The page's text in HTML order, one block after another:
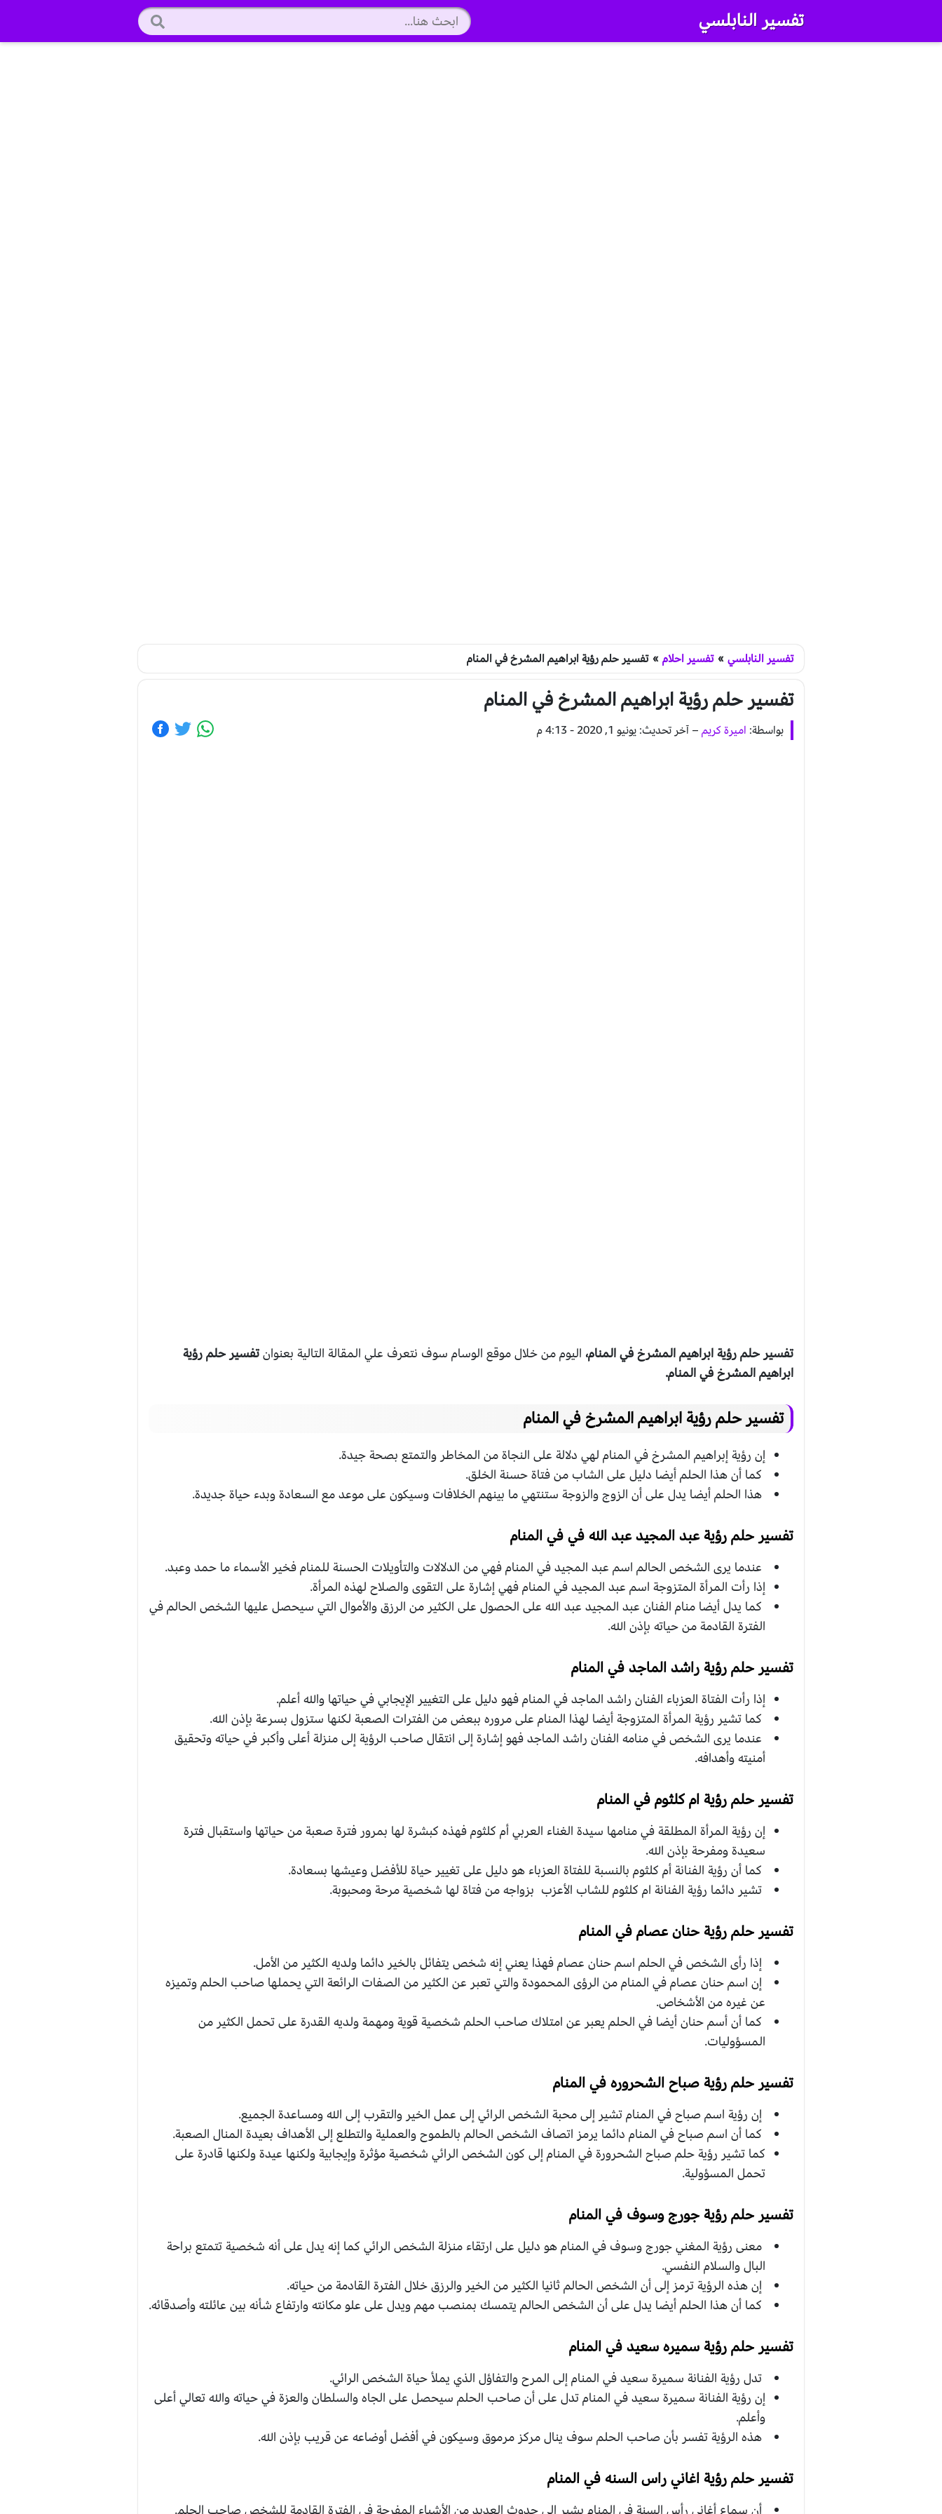
تفسير النابلسي
تفسير النابلسي » تفسير احلام » تفسير حلم رؤية ابراهيم المشرخ في المنام
تفسير حلم رؤية ابراهيم المشرخ في المنام
بواسطة: اميرة كريم – آخر تحديث: يونيو 1, 2020 - 4:13 م
تفسير حلم رؤية ابراهيم المشرخ في المنام، اليوم من خلال موقع الوسام سوف نتعرف علي المقالة التالية بعنوانتفسير حلم رؤية
ابراهيم المشرخ في المنام.
تفسير حلم رؤية ابراهيم المشرخ في المنام
إن رؤية إبراهيم المشرخ في المنام لهي دلالة على النجاة من المخاطر والتمتع بصحة جيدة.
كما أن هذا الحلم أيضا دليل على الشاب من فتاة حسنة الخلق.
هذا الحلم أيضا يدل على أن الزوج والزوجة ستنتهي ما بينهم الخلافات وسيكون على موعد مع السعادة وبدء حياة جديدة.
تفسير حلم رؤية عبد المجيد عبد الله في في المنام
عندما يرى الشخص الحالم اسم عبد المجيد في المنام فهي من الدلالات والتأويلات الحسنة للمنام فخير الأسماء ما حمد وعبد.
إذا رأت المرأة المتزوجة اسم عبد المجيد في المنام فهي إشارة على التقوى والصلاح لهذه المرأة.
كما يدل أيضا منام الفنان عبد المجيد عبد الله على الحصول على الكثير من الرزق والأموال التي سيحصل عليها الشخص الحالم في
الفترة القادمة من حياته بإذن الله.
تفسير حلم رؤية راشد الماجد في المنام
إذا رأت الفتاة العزباء الفنان راشد الماجد في المنام فهو دليل على التغيير الإيجابي في حياتها والله أعلم.
كما تشير رؤية المرأة المتزوجة أيضا لهذا المنام على مروره ببعض من الفترات الصعبة لكنها ستزول بسرعة بإذن الله.
عندما يرى الشخص في منامه الفنان راشد الماجد فهو إشارة إلى انتقال صاحب الرؤية إلى منزلة أعلى وأكبر في حياته وتحقيق
أمنيته وأهدافه.
تفسير حلم رؤية ام كلثوم في المنام
إن رؤية المرأة المطلقة في منامها سيدة الغناء العربي أم كلثوم فهذه كبشرة لها بمرور فترة صعبة من حياتها واستقبال فترة
سعيدة ومفرحة بإذن الله.
كما أن رؤية الفنانة أم كلثوم بالنسبة للفتاة العزباء هو دليل على تغيير حياة للأفضل وعيشها بسعادة.
تشير دائما رؤية الفنانة ام كلثوم للشاب الأعزب بزواجه من فتاة لها شخصية مرحة ومحبوبة.
تفسير حلم رؤية حنان عصام في المنام
إذا رأى الشخص في الحلم اسم حنان عصام فهذا يعني إنه شخص يتفائل بالخير دائما ولديه الكثير من الأمل.
إن اسم حنان عصام في المنام من الرؤى المحمودة والتي تعبر عن الكثير من الصفات الرائعة التي يحملها صاحب الحلم وتميزه
عن غيره من الأشخاص.
كما أن أسم حنان أيضا في الحلم يعبر عن امتلاك صاحب الحلم شخصية قوية ومهمة ولديه القدرة على تحمل الكثير من
المسؤوليات.
تفسير حلم رؤية صباح الشحروره في المنام
إن رؤية اسم صباح في المنام تشير إلى محبة الشخص الرائي إلى عمل الخير والتقرب إلى الله ومساعدة الجميع.
كما أن اسم صباح في المنام دائما يرمز اتصاف الشخص الحالم بالطموح والعملية والتطلع إلى الأهداف بعيدة المنال الصعبة.
كما تشير رؤية حلم صباح الشحرورة في المنام إلى كون الشخص الرائي شخصية مؤثرة وإيجابية ولكنها عيدة ولكنها قادرة على
تحمل المسؤولية.
تفسير حلم رؤية جورج وسوف في المنام
معنى رؤية المغني جورج وسوف في المنام هو دليل على ارتقاء منزلة الشخص الرائي كما إنه يدل على أنه شخصية تتمتع براحة
البال والسلام النفسي.
إن هذه الرؤية ترمز إلى أن الشخص الحالم ثانيا الكثير من الخير والرزق خلال الفترة القادمة من حياته.
كما أن هذا الحلم أيضا يدل على أن الشخص الحالم يتمسك بمنصب مهم ويدل على علو مكانته وارتفاع شأنه بين عائلته وأصدقائه.
تفسير حلم رؤية سميره سعيد في المنام
تدل رؤية الفنانة سميرة سعيد في المنام إلى المرح والتفاؤل الذي يملأ حياة الشخص الرائي.
إن رؤية الفنانة سميرة سعيد في المنام تدل على أن صاحب الحلم سيحصل على الجاه والسلطان والعزة في حياته والله تعالي أعلى
وأعلم.
هذه الرؤية تفسر بأن صاحب الحلم سوف ينال مركز مرموق وسيكون في أفضل أوضاعه عن قريب بإذن الله.
تفسير حلم رؤية اغاني راس السنه في المنام
أن سماع أغاني رأس السنة في المنام يشير إلى حدوث العديد من الأشياء المفرحة في الفترة القادمة للشخص صاحب الحلم.